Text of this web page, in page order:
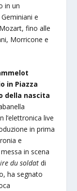
in un
e
fino alle
Morricone e
in Piazza
della nascita
l’elettronica live
in prima
e
in scena
du soldat di
ha segnato